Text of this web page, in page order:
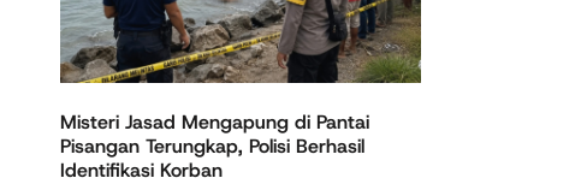
Misteri Jasad Mengapung di Pantai
Pisangan Terungkap, Polisi Berhasil
Identifikasi Korban